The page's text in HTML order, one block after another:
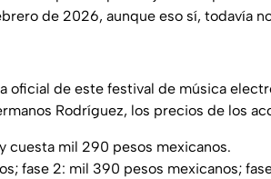
de 2026, aunque eso sí, todavía
oficial de este festival de música
Rodríguez, los precios de los
cuesta mil 290 pesos mexicanos.
fase 2: mil 390 pesos mexicanos;